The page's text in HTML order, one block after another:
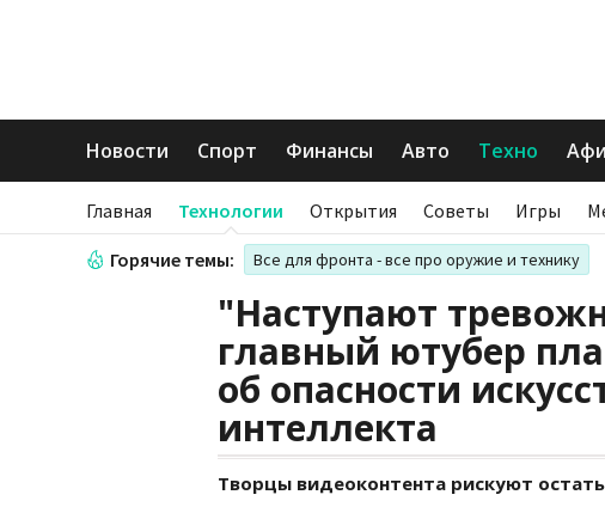
Новости Спорт Финансы Авто Техно
Главная Технологии Открытия Советы Игры
Горячие темы: Все для фронта - все про оружие и технику
"Наступают
главный ютубер
об опасности
интеллекта
Творцы видеоконтента рискуют